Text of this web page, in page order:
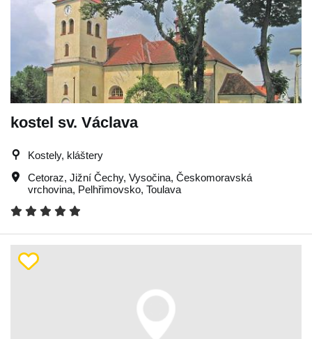
kostel sv. Václava
Kostely, kláštery
Cetoraz, Jižní Čechy, Vysočina, Českomoravská
vrchovina, Pelhřimovsko, Toulava